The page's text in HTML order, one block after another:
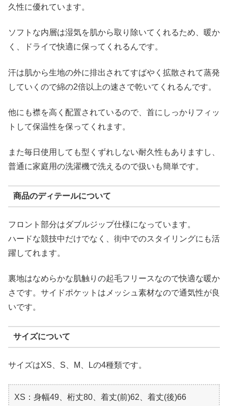
久性に優れています。
ソフトな内層は湿気を肌から取り除いてくれるため、暖か
く、ドライで快適に保ってくれるんです。
汗は肌から生地の外に排出されてすばやく拡散されて蒸発
していくので綿の2倍以上の速さで乾いてくれるんです。
他にも襟を高く配置されているので、首にしっかりフィッ
トして保温性を保ってくれます。
また毎日使用しても型くずれしない耐久性もありますし、
普通に家庭用の洗濯機で洗えるので扱いも簡単です。
商品のディテールについて
フロント部分はダブルジップ仕様になっています。
ハードな競技中だけでなく、街中でのスタイリングにも活
躍してれます。
裏地はなめらかな肌触りの起毛フリースなので快適な暖か
さです。サイドポケットはメッシュ素材なので通気性が良
いです。
サイズについて
サイズはXS、S、M、Lの4種類です。
XS：身幅49、桁丈80、着丈(前)62、着丈(後)66